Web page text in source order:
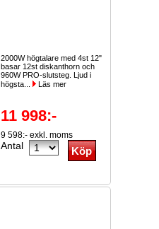
2000W högtalare med 4st 12"
basar 12st diskanthorn och
960W PRO-slutsteg. Ljud i
högsta...
Läs mer
11 998:-
9 598:- exkl. moms
Antal